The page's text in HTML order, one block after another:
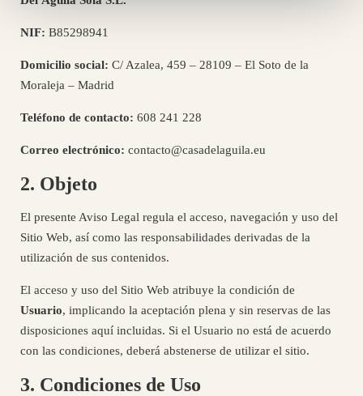
NIF: B85298941
Domicilio social: C/ Azalea, 459 – 28109 – El Soto de la
Moraleja – Madrid
Teléfono de contacto: 608 241 228
Correo electrónico: contacto@casadelaguila.eu
2. Objeto
El presente Aviso Legal regula el acceso, navegación y uso del
Sitio Web, así como las responsabilidades derivadas de la
utilización de sus contenidos.
El acceso y uso del Sitio Web atribuye la condición de
Usuario, implicando la aceptación plena y sin reservas de las
disposiciones aquí incluidas. Si el Usuario no está de acuerdo
con las condiciones, deberá abstenerse de utilizar el sitio.
3. Condiciones de Uso